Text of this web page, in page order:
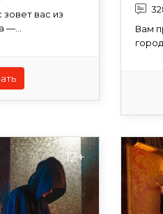
вас из
—...
Вам
12+